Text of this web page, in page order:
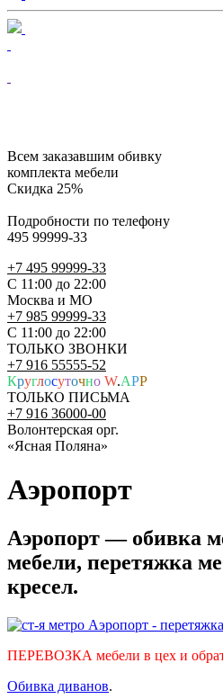
Всем заказавшим обивку
комплекта мебели
Скидка 25%
Подробности по телефону
495 99999-33
+7 495 99999-33
С 11:00 до 22:00
Москва и МО
+7 985 99999-33
С 11:00 до 22:00
ТОЛЬКО ЗВОНКИ
+7 916 55555-52
Круглосуточно W.APP
ТОЛЬКО ПИСЬМА
+7 916 36000-00
Волонтерская орг.
«Ясная Поляна»
Аэропорт
Аэропорт — обивка
мебели, перетяжка
кресел.
ПЕРЕВОЗКА мебели в цех и
Обивка диванов.